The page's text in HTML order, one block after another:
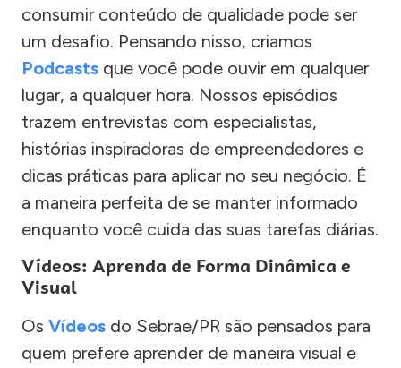
consumir conteúdo de qualidade pode ser
um desafio. Pensando nisso, criamos
Podcasts que você pode ouvir em qualquer
lugar, a qualquer hora. Nossos episódios
trazem entrevistas com especialistas,
histórias inspiradoras de empreendedores e
dicas práticas para aplicar no seu negócio. É
a maneira perfeita de se manter informado
enquanto você cuida das suas tarefas diárias.
Vídeos: Aprenda de Forma Dinâmica e
Visual
Os Vídeos do Sebrae/PR são pensados para
quem prefere aprender de maneira visual e